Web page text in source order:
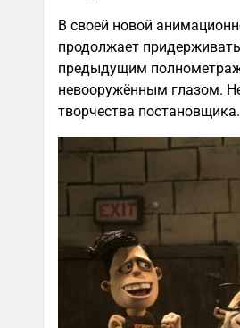
В своей новой
продолжает
предыдущим
невооружённым глазом.
творчества постановщика.